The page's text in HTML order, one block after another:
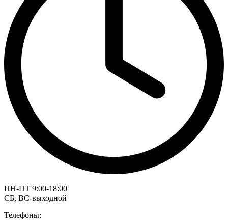
ПН-ПТ 9:00-18:00
СБ, ВС-выходной
Телефоны: